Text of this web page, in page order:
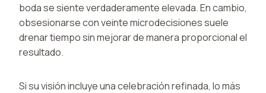
boda se siente verdaderamente elevada. En cambio,
obsesionarse con veinte microdecisiones suele
drenar tiempo sin mejorar de manera proporcional el
resultado.
Si su visión incluye una celebración refinada, lo más